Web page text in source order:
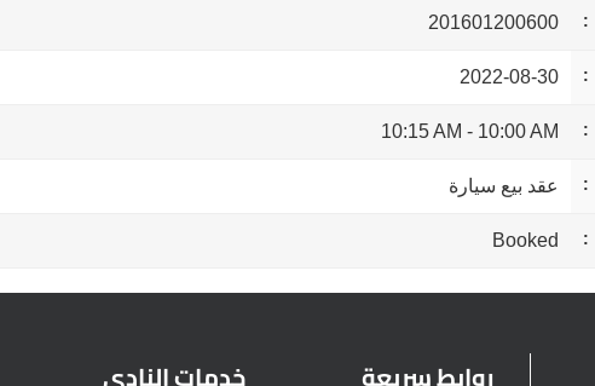
201601200600
2022-08-30
10:00 AM
-
10:15 AM
عقد بيع سيارة
Booked
روابط سريعة خدمات النادي